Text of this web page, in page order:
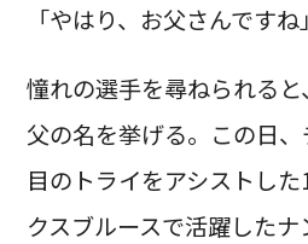
「やはり、お父さんですね」
憧れの選手を尋ねられる
父の名を挙げる。この日
目のトライをアシストし
クスブルースで活躍したナ